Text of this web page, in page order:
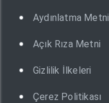
Aydınlatma Metni
Açık Rıza Metni
Gizlilik İlkeleri
Çerez Politikası